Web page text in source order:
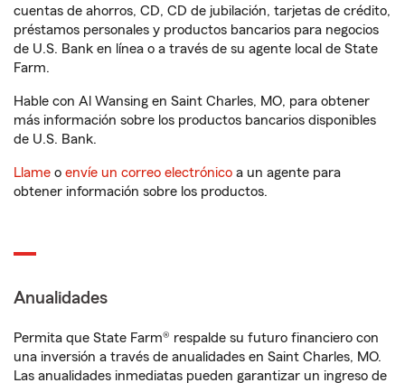
cuentas de ahorros, CD, CD de jubilación, tarjetas de crédito,
préstamos personales y productos bancarios para negocios
de U.S. Bank en línea o a través de su agente local de State
Farm.
Hable con Al Wansing en Saint Charles, MO, para obtener
más información sobre los productos bancarios disponibles
de U.S. Bank.
Llame o envíe un correo electrónico a un agente para
obtener información sobre los productos.
Anualidades
Permita que State Farm® respalde su futuro financiero con
una inversión a través de anualidades en Saint Charles, MO.
Las anualidades inmediatas pueden garantizar un ingreso de